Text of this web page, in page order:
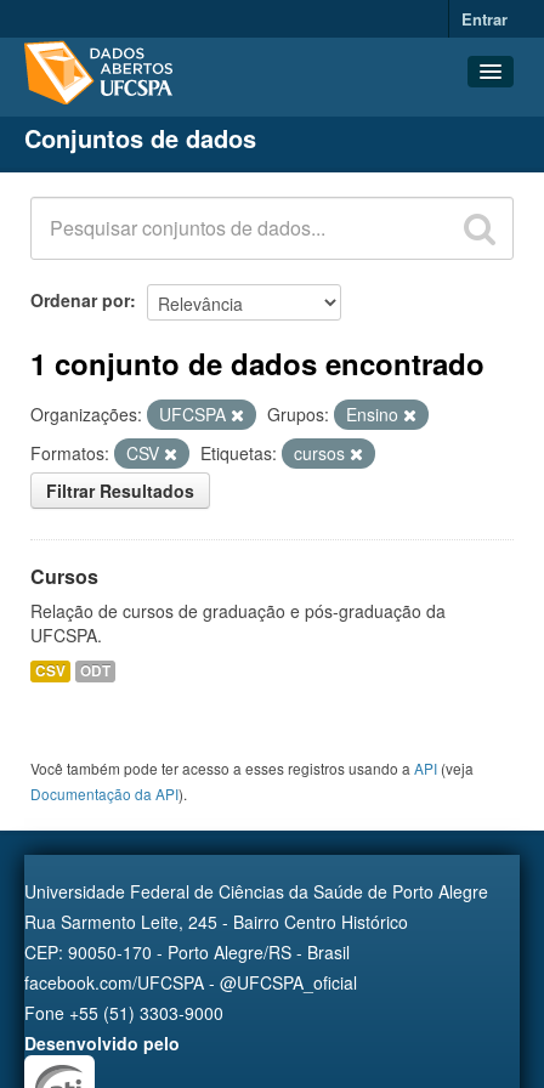
Entrar
Conjuntos de dados
Organizações
Grupos
Sobre
Conjuntos de dados
Ordenar por
1 conjunto de dados encontrado
Organizações: UFCSPA Grupos:
Ensino
Formatos:
CSV Etiquetas:
cursos
Filtrar Resultados
Cursos
Relação de cursos de graduação e pós-graduação da
UFCSPA.
CSV ODT
Você também pode ter acesso a esses registros usando a API (veja
Documentação da API).
Universidade Federal de Ciências da Saúde de Porto Alegre
Rua Sarmento Leite, 245 - Bairro Centro Histórico
CEP: 90050-170 - Porto Alegre/RS - Brasil
facebook.com/UFCSPA - @UFCSPA_oficial
Fone +55 (51) 3303-9000
Desenvolvido pelo